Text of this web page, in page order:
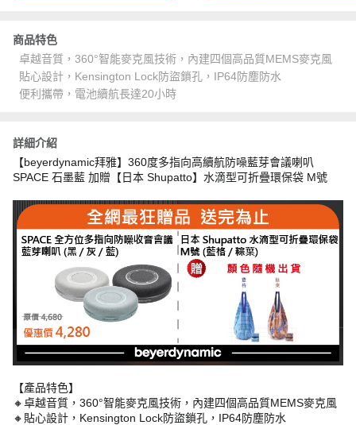
商品特色
卓越音質，360°智能麥克風技術，內建四個高品質MEMS麥克風
貼心設計，Kensington Lock防盜鎖孔，IP64防塵防水
便利攜帶，電池續航長達20小時
詳細介紹
【beyerdynamic拜雅】360度多指向高續航防噪藍芽會議喇叭
SPACE 石墨藍 加贈【日本 Shupatto】水滴型可折疊環保袋 M號
【產品特色】
🔸卓越音質，360°智能麥克風技術，內建四個高品質MEMS麥克風
🔸貼心設計，Kensington Lock防盜鎖孔，IP64防塵防水